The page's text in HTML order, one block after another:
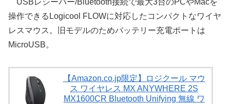
USBレシーバー/Bluetooth接続で最大3台のPCやMacを
操作できるLogicool FLOWに対応したコンパクトなワイヤ
レスマウス。旧モデルのためバッテリー充電ポートは
MicroUSB。
【Amazon.co.jp限定】ロジクール マウ
ス ワイヤレス MX ANYWHERE 2S
MX1600CR Bluetooth Unifying 無線 ワ